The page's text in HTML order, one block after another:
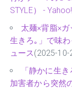
STYLE） -
太麺×背脂×
生きろ｡」で味
ュース(2025-10-
「静かに生
加害者から突然